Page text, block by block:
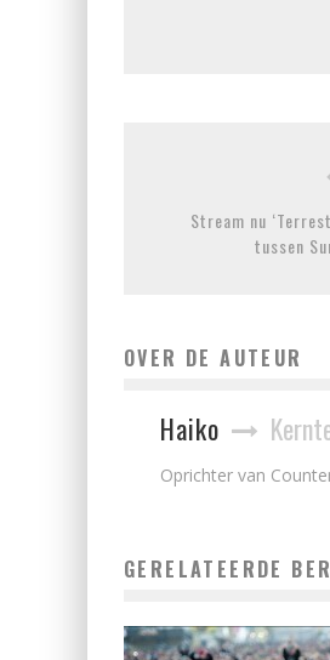
Stream nu
tussen
OVER DE AUTEUR
Haiko
Oprichter van
GERELATEERDE